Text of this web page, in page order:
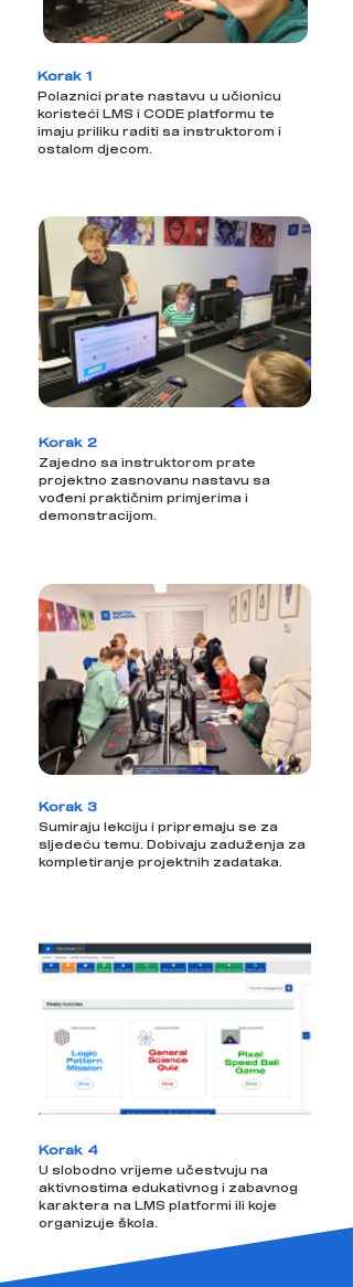
Korak 1
Polaznici prate nastavu u učionicu
koristeći LMS i CODE platformu te
imaju priliku raditi sa instruktorom i
ostalom djecom.
Korak 2
Zajedno sa instruktorom prate
projektno zasnovanu nastavu sa
vođeni praktičnim primjerima i
demonstracijom.
Korak 3
Sumiraju lekciju i pripremaju se za
sljedeću temu. Dobivaju zaduženja za
kompletiranje projektnih zadataka.
Korak 4
U slobodno vrijeme učestvuju na
aktivnostima edukativnog i zabavnog
karaktera na LMS platformi ili koje
organizuje škola.